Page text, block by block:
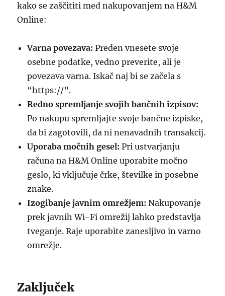
kako se zaščititi med nakupovanjem na H&M
Online:
Varna povezava: Preden vnesete svoje
osebne podatke, vedno preverite, ali je
povezava varna. Iskač naj bi se začela s
“https://”.
Redno spremljanje svojih bančnih izpisov:
Po nakupu spremljajte svoje bančne izpiske,
da bi zagotovili, da ni nenavadnih transakcij.
Uporaba močnih gesel: Pri ustvarjanju
računa na H&M Online uporabite močno
geslo, ki vključuje črke, številke in posebne
znake.
Izogibanje javnim omrežjem: Nakupovanje
prek javnih Wi-Fi omrežij lahko predstavlja
tveganje. Raje uporabite zanesljivo in varno
omrežje.
Zaključek